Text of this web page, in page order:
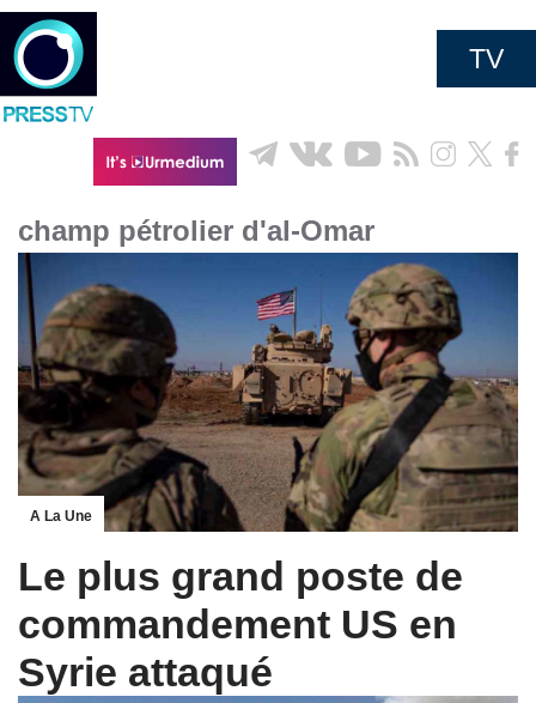
TV
champ pétrolier d'al-Omar
A La Une
Le plus grand poste de
commandement US en
Syrie attaqué